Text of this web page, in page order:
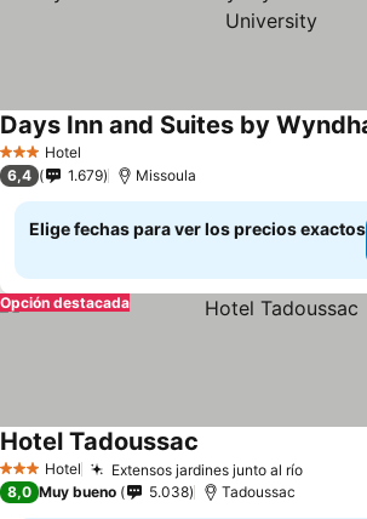
3 Estrellas
Hotel
6,4 1.679 Missoula
Elige fechas para ver los precios exactos
Opción destacada
3 Estrellas
Hotel Extensos jardines junto al río
Hotel Tadoussac
8,0 Muy bueno 5.038 Tadoussac